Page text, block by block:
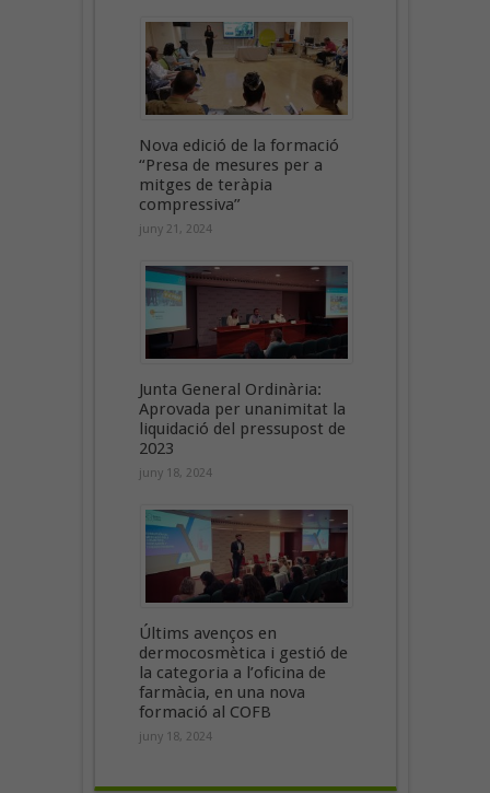
Nova edició de la formació
“Presa de mesures per a
mitges de teràpia
compressiva”
juny 21, 2024
Junta General Ordinària:
Aprovada per unanimitat la
liquidació del pressupost de
2023
juny 18, 2024
Últims avenços en
dermocosmètica i gestió de
la categoria a l’oficina de
farmàcia, en una nova
formació al COFB
juny 18, 2024